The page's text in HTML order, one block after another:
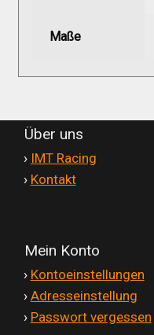
Maße
Über uns
› IMT Racing
› Kontakt
Mein Konto
› Kontoeinstellungen
› Adresseinstellung
› Passwort vergessen